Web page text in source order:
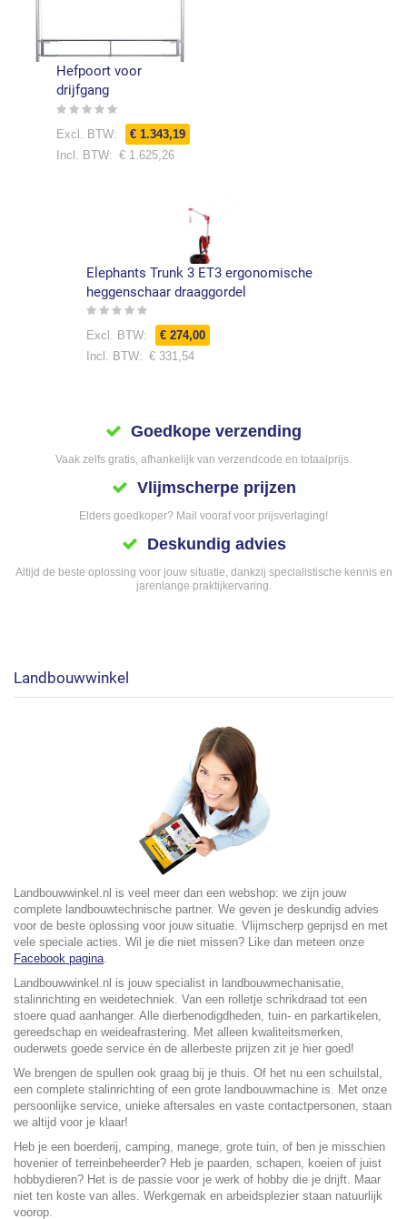
Hefpoort voor
drijfgang
Rating:
€ 1.343,19
Speciale
€ 1.625,26
Elephants Trunk 3 ET3 ergonomische
heggenschaar draaggordel
Rating:
€ 274,00
Speciale
prijs
€ 331,54
Goedkope verzending
Vaak zelfs gratis, afhankelijk van verzendcode en totaalprijs.
Vlijmscherpe prijzen
Elders goedkoper? Mail vooraf voor prijsverlaging!
Deskundig advies
Altijd de beste oplossing voor jouw situatie, dankzij specialistische kennis en
jarenlange praktijkervaring.
Landbouwwinkel
Landbouwwinkel.nl is veel meer dan een webshop: we zijn jouw
complete landbouwtechnische partner. We geven je deskundig advies
voor de beste oplossing voor jouw situatie. Vlijmscherp geprijsd en met
vele speciale acties. Wil je die niet missen? Like dan meteen onze
Facebook pagina.
Landbouwwinkel.nl is jouw specialist in landbouwmechanisatie,
stalinrichting en weidetechniek. Van een rolletje schrikdraad tot een
stoere quad aanhanger. Alle dierbenodigdheden, tuin- en parkartikelen,
gereedschap en weideafrastering. Met alleen kwaliteitsmerken,
ouderwets goede service én de allerbeste prijzen zit je hier goed!
We brengen de spullen ook graag bij je thuis. Of het nu een schuilstal,
een complete stalinrichting of een grote landbouwmachine is. Met onze
persoonlijke service, unieke aftersales en vaste contactpersonen, staan
we altijd voor je klaar!
Heb je een boerderij, camping, manege, grote tuin, of ben je misschien
hovenier of terreinbeheerder? Heb je paarden, schapen, koeien of juist
hobbydieren? Het is de passie voor je werk of hobby die je drijft. Maar
niet ten koste van alles. Werkgemak en arbeidsplezier staan natuurlijk
voorop.